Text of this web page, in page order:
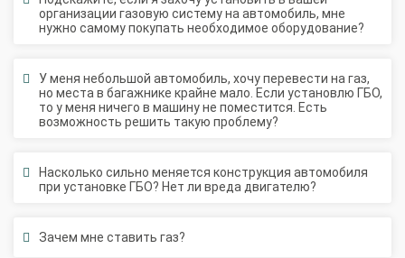
нужно самому покупать необходимое оборудование?
но места в багажнике крайне мало. Если установлю ГБО,
то у меня ничего в машину не поместится. Есть
возможность решить такую проблему?
при установке ГБО? Нет ли вреда двигателю?